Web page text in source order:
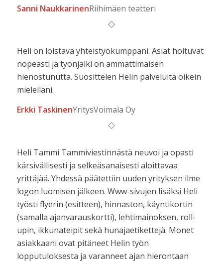
Sanni NaukkarinenRiihimäen teatteri
Heli on loistava yhteistyökumppani. Asiat hoituvat
nopeasti ja työnjälki on ammattimaisen
hienostunutta. Suosittelen Helin palveluita oikein
mielelläni.
Erkki TaskinenYritysVoimala Oy
Heli Tammi Tammiviestinnästä neuvoi ja opasti
kärsivällisesti ja selkeäsanaisesti aloittavaa
yrittäjää. Yhdessä päätettiin uuden yrityksen ilme
logon luomisen jälkeen. Www-sivujen lisäksi Heli
työsti flyerin (esitteen), hinnaston, käyntikortin
(samalla ajanvarauskortti), lehtimainoksen, roll-
upin, ikkunateipit sekä hunajaetikettejä. Monet
asiakkaani ovat pitäneet Helin työn
lopputuloksesta ja varanneet ajan hierontaan